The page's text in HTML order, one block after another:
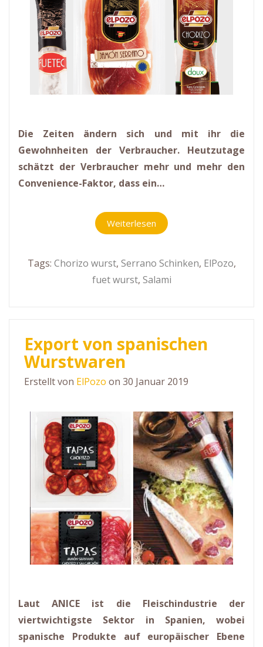
Die Zeiten ändern sich und mit ihr die
Gewohnheiten der Verbraucher. Heutzutage
schätzt der Verbraucher mehr und mehr den
Convenience-Faktor, dass ein…
Weiterlesen
Tags: Chorizo wurst, Serrano Schinken, ElPozo,
fuet wurst, Salami
Export von spanischen
Wurstwaren
Erstellt von ElPozo on 30 Januar 2019
Laut ANICE ist die Fleischindustrie der
viertwichtigste Sektor in Spanien, wobei
spanische Produkte auf europäischer Ebene